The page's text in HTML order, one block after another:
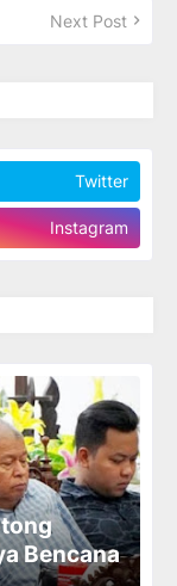
Next Post
Twitter
Instagram
Bencana